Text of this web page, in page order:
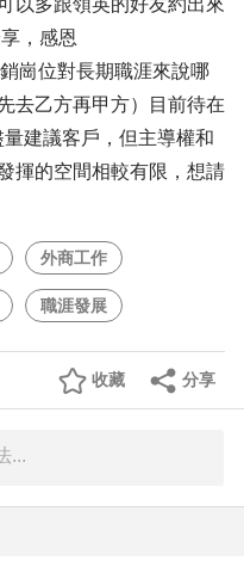
以多跟領英的好友約出來
，感恩
崗位對長期職涯來說哪
去乙方再甲方）目前待在
建議客戶，但主導權和
揮的空間相較有限，想請
外商工作
職涯發展
分享
收藏